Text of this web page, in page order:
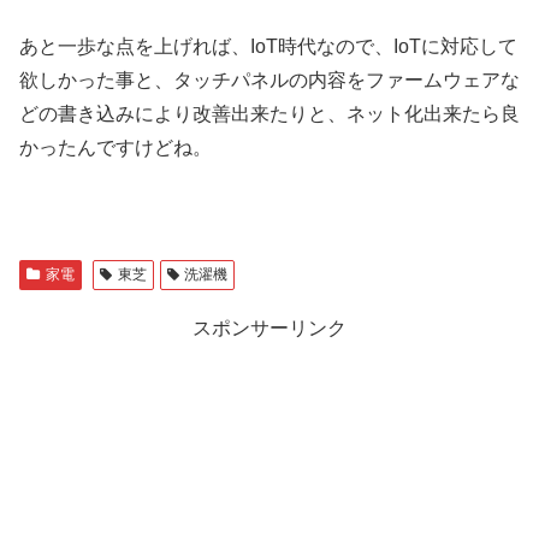
あと一歩な点を上げれば、IoT時代なので、IoTに対応して
欲しかった事と、タッチパネルの内容をファームウェアな
どの書き込みにより改善出来たりと、ネット化出来たら良
かったんですけどね。
家電 東芝 洗濯機
スポンサーリンク